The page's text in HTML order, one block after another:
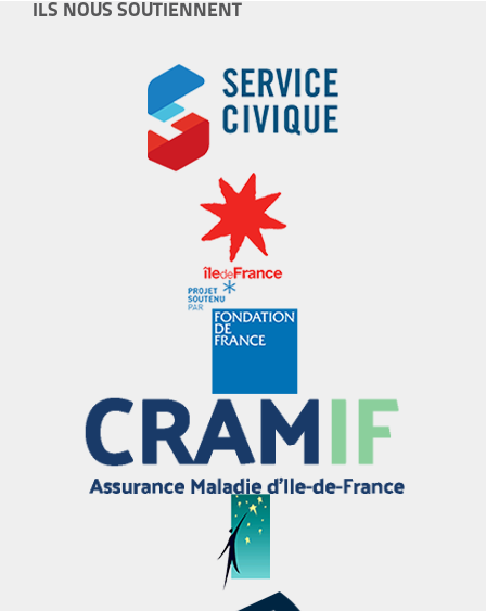
ILS NOUS SOUTIENNENT